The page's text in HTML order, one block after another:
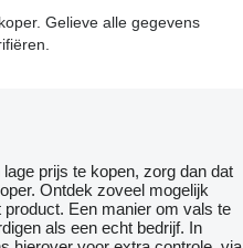
Gelieve alle gegevens
prijs te kopen, zorg dan dat
Ontdek zoveel mogelijk
Een manier om vals te
als een echt bedrijf. In